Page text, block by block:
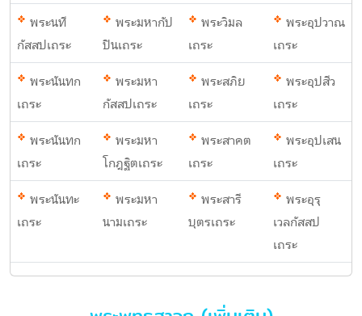
พระนที
กัสสปเถระ
พระมหากัป
ปินเถระ
พระวิมล
เถระ
พระอุปวาณ
เถระ
พระนันทก
เถระ
พระมหา
กัสสปเถระ
พระสภิย
เถระ
พระอุปสีว
เถระ
พระนันทก
เถระ
พระมหา
โกฎฐิตเถระ
พระสาคต
เถระ
พระอุปเสน
เถระ
พระนันทะ
เถระ
พระมหา
นามเถระ
พระสารี
บุตรเถระ
พระอุรุ
เวลกัสสป
เถระ